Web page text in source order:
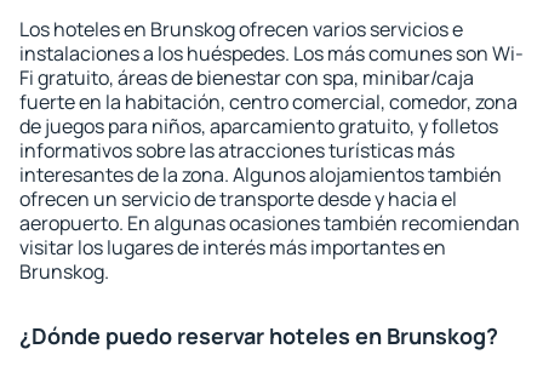
Los hoteles en Brunskog ofrecen varios servicios e
instalaciones a los huéspedes. Los más comunes son Wi-
Fi gratuito, áreas de bienestar con spa, minibar/caja
fuerte en la habitación, centro comercial, comedor, zona
de juegos para niños, aparcamiento gratuito, y folletos
informativos sobre las atracciones turísticas más
interesantes de la zona. Algunos alojamientos también
ofrecen un servicio de transporte desde y hacia el
aeropuerto. En algunas ocasiones también recomiendan
visitar los lugares de interés más importantes en
Brunskog.
¿Dónde puedo reservar hoteles en Brunskog?